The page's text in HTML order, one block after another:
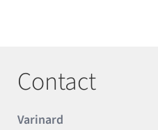
Contact
Varinard